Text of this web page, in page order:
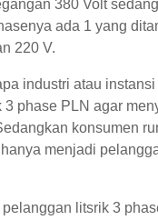
380 Volt
ada 1 yang
220 V.
industri atau
3 phase PLN agar
konsumen
menjadi
litsrik 3